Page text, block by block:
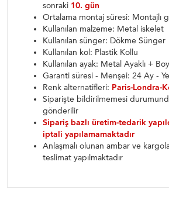
sonraki 10. gün
Ortalama montaj süresi: Montajlı
Kullanılan malzeme: Metal iskelet
Kullanılan sünger: Dökme Sünger
Kullanılan kol: Plastik Kollu
Kullanılan ayak: Metal Ayaklı +
Garanti süresi - Menşei: 24 Ay -
Renk alternatifleri: Paris-Londra-
Siparişte bildirilmemesi
gönderilir
Sipariş bazlı üretim-tedarik
iptali yapılamamaktadır
Anlaşmalı olunan ambar ve
teslimat yapılmaktadır